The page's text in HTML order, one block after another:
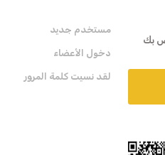
مستخدم جديد
دخول الأعضاء
لقد نسيت كلمة المرور